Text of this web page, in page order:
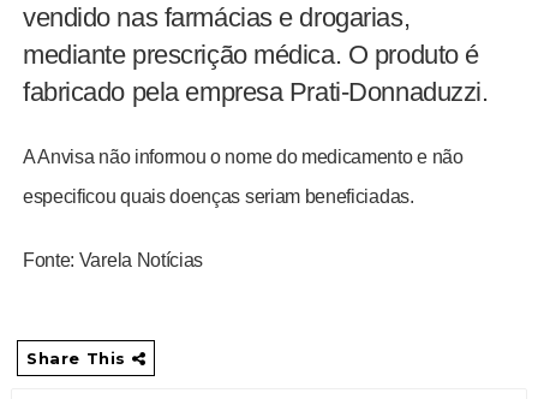
vendido nas farmácias e drogarias,
mediante prescrição médica. O produto é
fabricado pela empresa Prati-Donnaduzzi.
A Anvisa não informou o nome do medicamento e não
especificou quais doenças seriam beneficiadas.
Fonte: Varela Notícias
Share This